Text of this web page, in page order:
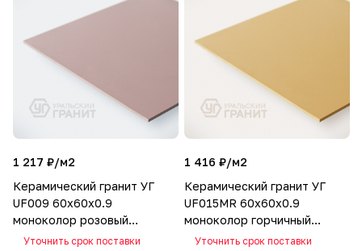
1 217 ₽/м2
Керамический гранит УГ
UF009 60х60х0.9
моноколор розовый
матовый
Уточнить срок поставки
1 416 ₽/м2
Керамический гранит УГ
UF015MR 60х60х0.9
моноколор горчичный
матовый
Уточнить срок поставки